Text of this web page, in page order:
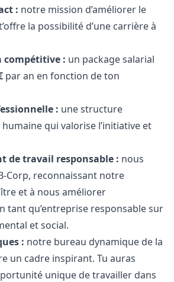
: notre mission d’améliorer le
la possibilité d’une carrière à
compétitive : un package salarial
par an en fonction de ton
: une structure
qui valorise l’initiative et
de travail responsable : nous
Corp, reconnaissant notre
et à nous améliorer
tant qu’entreprise responsable sur
et social.
: notre bureau dynamique de la
un cadre inspirant. Tu auras
unique de travailler dans